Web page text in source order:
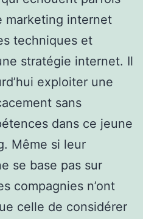
marketing internet
techniques et
stratégie internet. Il
exploiter une
sans
dans ce jeune
Même si leur
se base pas sur
compagnies n’ont
celle de considérer